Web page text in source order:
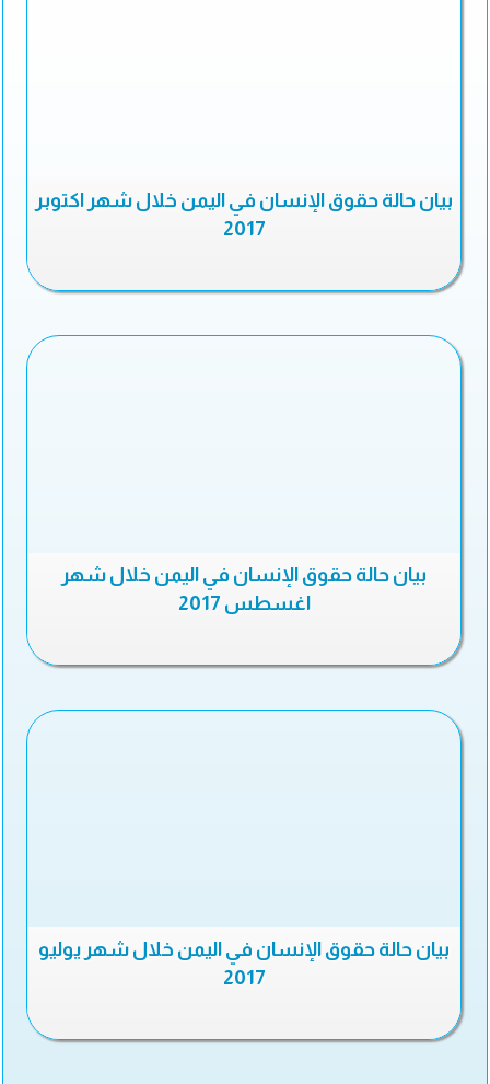
بيان حالة حقوق الإنسان في اليمن خلال شهر اكتوبر
2017
بيان حالة حقوق الإنسان في اليمن خلال شهر
اغسطس 2017
بيان حالة حقوق الإنسان في اليمن خلال شهر يوليو
2017